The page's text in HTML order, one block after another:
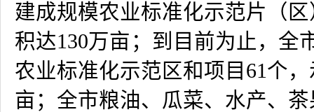
建成规模农业标准化示范片（区
积达130万亩 ；到目前为止，全
农业标准化示范区和项目 61个
亩；全市粮油、瓜菜、水产、